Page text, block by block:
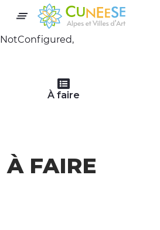
NotConfigured,
À faire
À FAIRE